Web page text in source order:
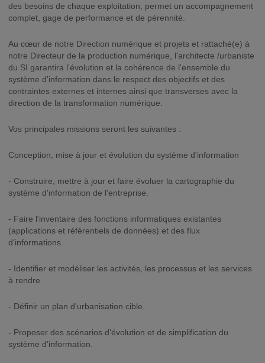
des besoins de chaque exploitation, permet un accompagnement
complet, gage de performance et de pérennité.
Au cœur de notre Direction numérique et projets et rattaché(e) à
notre Directeur de la production numérique, l'architecte /urbaniste
du SI garantira l'évolution et la cohérence de l'ensemble du
système d'information dans le respect des objectifs et des
contraintes externes et internes ainsi que transverses avec la
direction de la transformation numérique.
Vos principales missions seront les suivantes :
Conception, mise à jour et évolution du système d'information
- Construire, mettre à jour et faire évoluer la cartographie du
système d'information de l'entreprise.
- Faire l'inventaire des fonctions informatiques existantes
(applications et référentiels de données) et des flux
d'informations.
- Identifier et modéliser les activités, les processus et les services
à rendre.
- Définir un plan d'urbanisation cible.
- Proposer des scénarios d'évolution et de simplification du
système d'information.